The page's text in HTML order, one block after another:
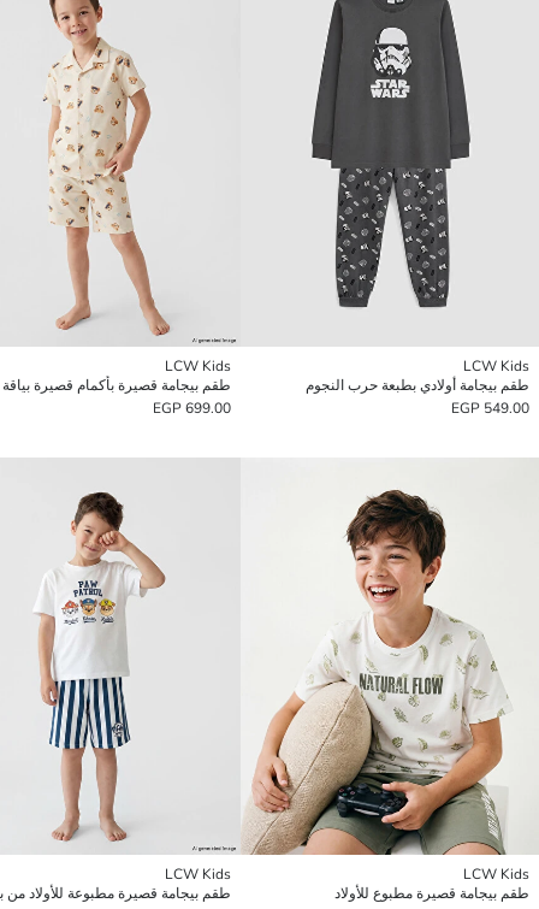
LCW Kids
طقم بيجامة أولادي بطبعة حرب النجوم
549.00 EGP
LCW Kids
699.00 EGP
LCW Kids
طقم بيجامة قصيرة مطبوع للأولاد
LCW Kids